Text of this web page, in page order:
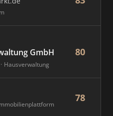
GmbH
Hausverwaltung
80
78